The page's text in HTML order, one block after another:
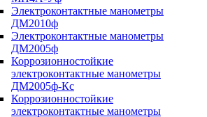
Электроконтактные манометры
ДМ2010ф
Электроконтактные манометры
ДМ2005ф
Коррозионностойкие
электроконтактные манометры
ДМ2005ф-Кс
Коррозионностойкие
электроконтактные манометры